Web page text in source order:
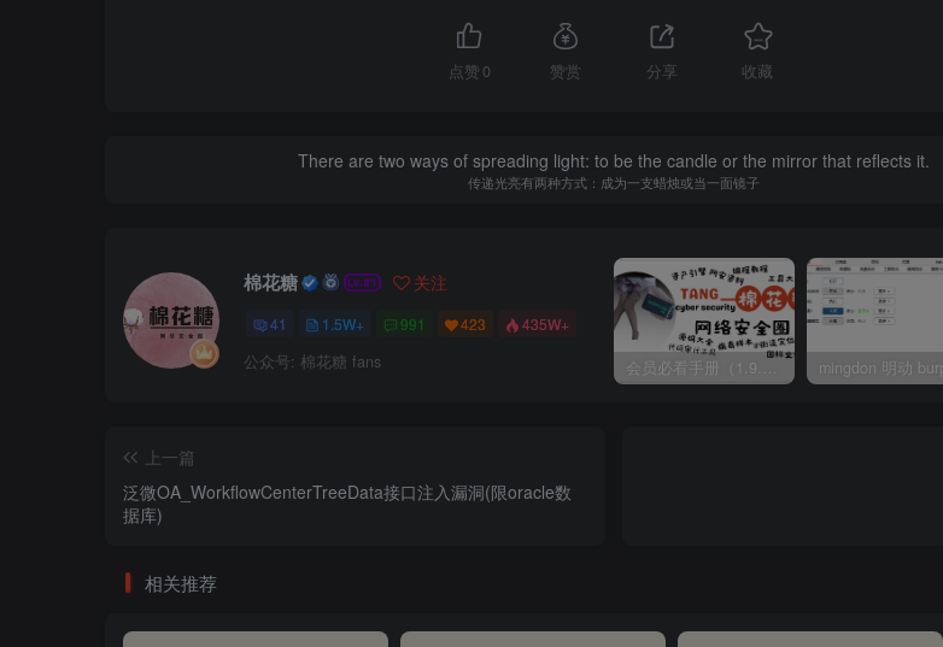
点赞 0 赞赏 分享 收藏
There are two ways of spreading light: to be the candle or the mirror that reflects it.
传递光亮有两种方式：成为一支蜡烛或当一面镜子
棉花糖 关注
41 1.5W+ 991 423 435W+
公众号: 棉花糖 fans
上一篇
泛微OA_WorkflowCenterTreeData接口注入漏洞(限oracle数
据库)
相关推荐